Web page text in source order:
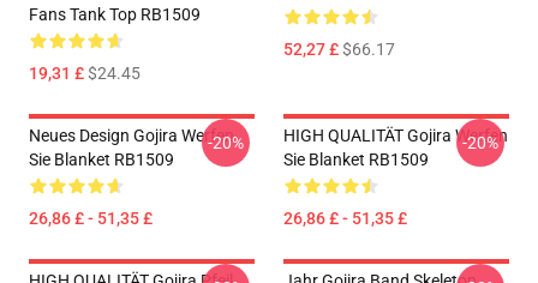
Fans Tank Top RB1509
19,31 £$24.45
52,27 £$66.17
Neues Design Gojira Werfen
Sie Blanket RB1509
26,86 £ - 51,35 £
-20%
HIGH QUALITÄT Gojira Werfen
Sie Blanket RB1509
26,86 £ - 51,35 £
-20%